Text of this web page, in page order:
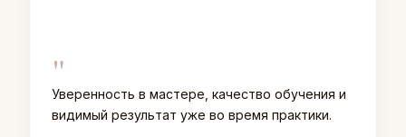
"
Уверенность в мастере, качество обучения и
видимый результат уже во время практики.